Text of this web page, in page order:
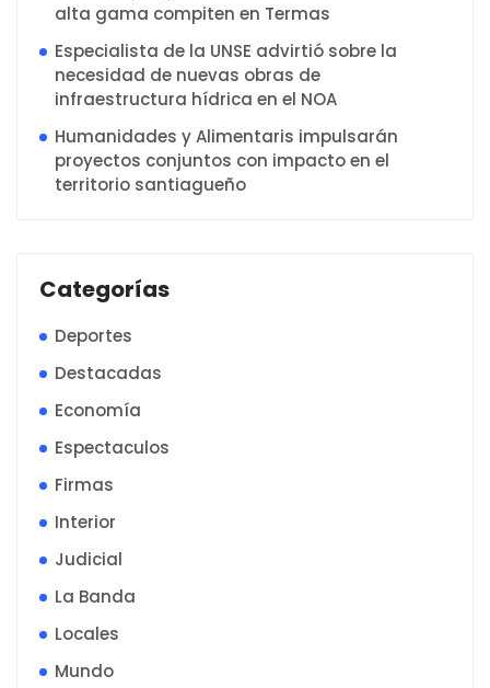
alta gama compiten en Termas
Especialista de la UNSE advirtió sobre la
necesidad de nuevas obras de
infraestructura hídrica en el NOA
Humanidades y Alimentaris impulsarán
proyectos conjuntos con impacto en el
territorio santiagueño
Categorías
Deportes
Destacadas
Economía
Espectaculos
Firmas
Interior
Judicial
La Banda
Locales
Mundo